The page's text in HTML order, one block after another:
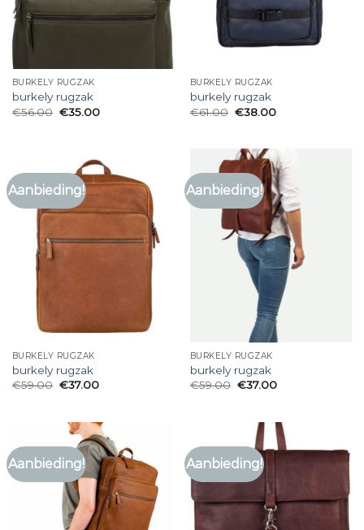
BURKELY RUGZAK
burkely rugzak
€56.00 €35.00
BURKELY RUGZAK
burkely rugzak
€61.00 €38.00
Aanbieding!
BURKELY RUGZAK
burkely rugzak
€59.00 €37.00
Aanbieding!
BURKELY RUGZAK
burkely rugzak
€59.00 €37.00
Aanbieding! Aanbieding!